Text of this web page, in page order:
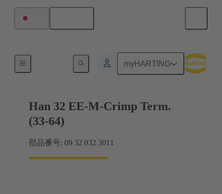
myHARTING
電流：16A以下
Han 32 EE-M-Crimp Term.
(33-64)
部品番号: 09 32 032 3011